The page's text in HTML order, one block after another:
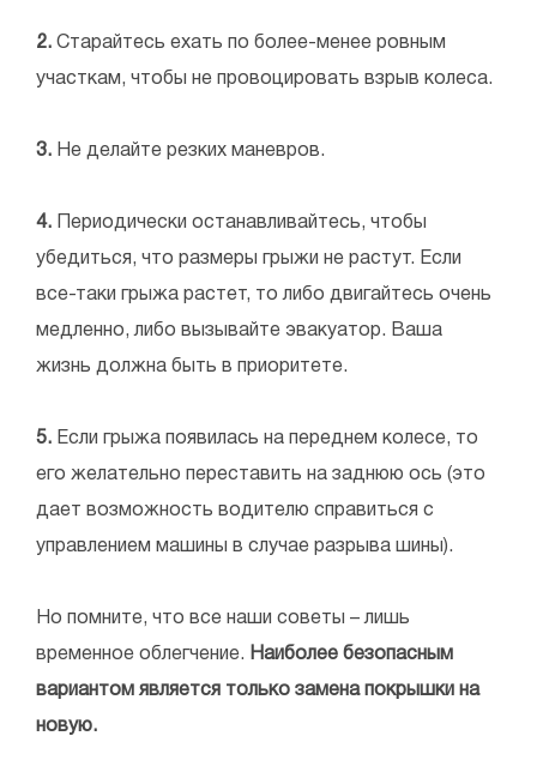
2. Старайтесь ехать по более-менее ровным
участкам, чтобы не провоцировать взрыв колеса.
3. Не делайте резких маневров.
4. Периодически останавливайтесь, чтобы
убедиться, что размеры грыжи не растут. Если
все-таки грыжа растет, то либо двигайтесь очень
медленно, либо вызывайте эвакуатор. Ваша
жизнь должна быть в приоритете.
5. Если грыжа появилась на переднем колесе, то
его желательно переставить на заднюю ось (это
дает возможность водителю справиться с
управлением машины в случае разрыва шины).
Но помните, что все наши советы – лишь
временное облегчение. Наиболее безопасным
вариантом является только замена покрышки на
новую.